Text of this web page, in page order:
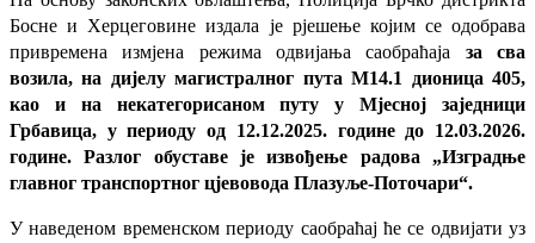
Босне и Херцеговине издала је рјешење којим се одобрава
привремена измјена режима одвијања саобраћаја за сва
возила, на дијелу магистралног пута М14.1 дионица 405,
као и на некатегорисаном путу у Мјесној заједници
Грбавица, у периоду од 12.12.2025. године до 12.03.2026.
године. Разлог обуставе је извођење радова „Изградње
главног транспортног цјевовода Плазуље-Поточари“.
У наведеном временском периоду саобраћај ће се одвијати уз